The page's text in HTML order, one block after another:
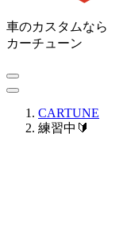
車のカスタムなら
カーチューン
CARTUNE
練習中🔰